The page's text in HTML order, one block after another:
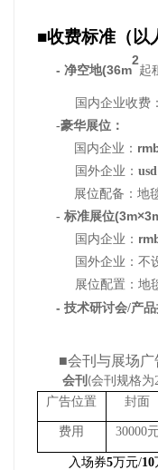
■收费标准（以
- 净空地(36m
2
起
国内企业收费：
-豪华展位：
国内企业：
国外企业：
展位配备： 地
- 标准展位
国内企业 ：
国外企业：不
展位配置：地
- 技术研讨会/产
■会刊与展场广
会刊 (会刊规格为
广告位置
封面
费用 30000
入场券5万元/10